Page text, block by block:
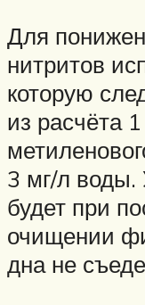
Для
нитритов
которую
из расчёта
3 мг/л воды.
будет при
очищении
дна не